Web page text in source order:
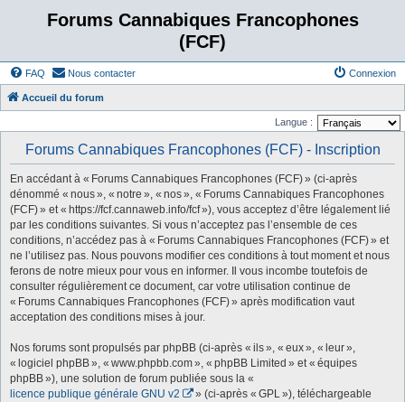
Forums Cannabiques Francophones
(FCF)
FAQ Nous contacter Connexion
Accueil du forum
Langue :
Forums Cannabiques Francophones (FCF) - Inscription
En accédant à « Forums Cannabiques Francophones (FCF) » (ci-après
dénommé « nous », « notre », « nos », « Forums Cannabiques Francophones
(FCF) » et « https://fcf.cannaweb.info/fcf »), vous acceptez d’être légalement lié
par les conditions suivantes. Si vous n’acceptez pas l’ensemble de ces
conditions, n’accédez pas à « Forums Cannabiques Francophones (FCF) » et
ne l’utilisez pas. Nous pouvons modifier ces conditions à tout moment et nous
ferons de notre mieux pour vous en informer. Il vous incombe toutefois de
consulter régulièrement ce document, car votre utilisation continue de
« Forums Cannabiques Francophones (FCF) » après modification vaut
acceptation des conditions mises à jour.
Nos forums sont propulsés par phpBB (ci-après « ils », « eux », « leur »,
« logiciel phpBB », « www.phpbb.com », « phpBB Limited » et « équipes
phpBB »), une solution de forum publiée sous la «
licence publique générale GNU v2
» (ci-après « GPL »), téléchargeable